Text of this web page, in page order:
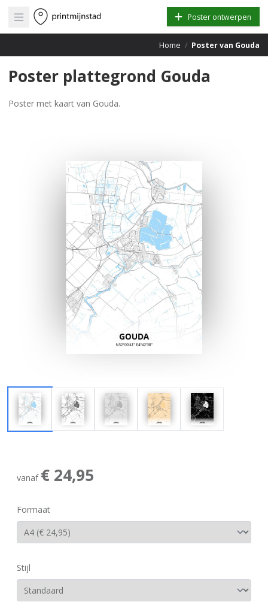
Open main menu Poster ontwerpen
Home / Poster van Gouda
Poster plattegrond Gouda
Poster met kaart van Gouda.
vanaf € 24,95
Formaat
Stijl